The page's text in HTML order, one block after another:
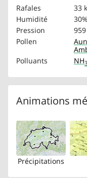
Rafales
33
Humidité
30%
Pression
Pollen
Polluants
NH
Animations
Précipitations